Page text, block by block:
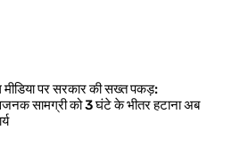
पर सरकार की सख्त पकड़:
सामग्री को 3 घंटे के भीतर हटाना अब